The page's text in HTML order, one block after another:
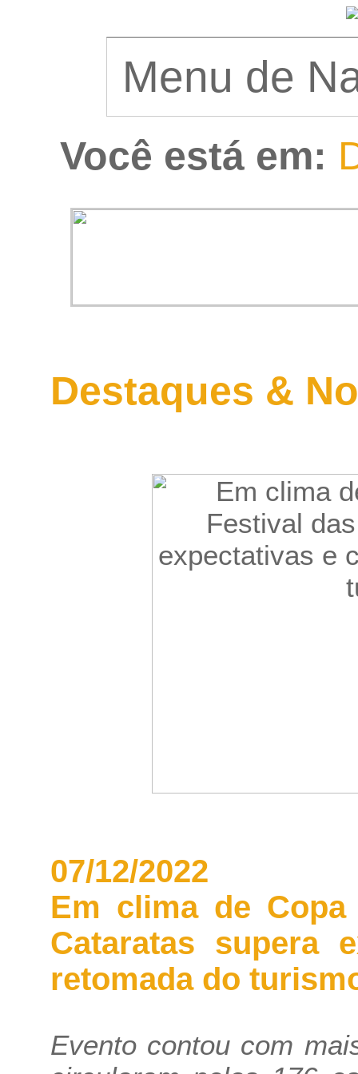
Você está em:
Destaques &
07/12/2022
Em clima de
Cataratas supera
retomada do
Evento contou com